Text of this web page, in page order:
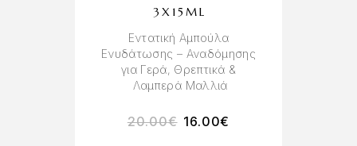
3X15ML
Εντατική Αμπούλα
Ενυδάτωσης – Αναδόμησης
για Γερά, Θρεπτικά &
Λαμπερά Μαλλιά
20.00€ 16.00€